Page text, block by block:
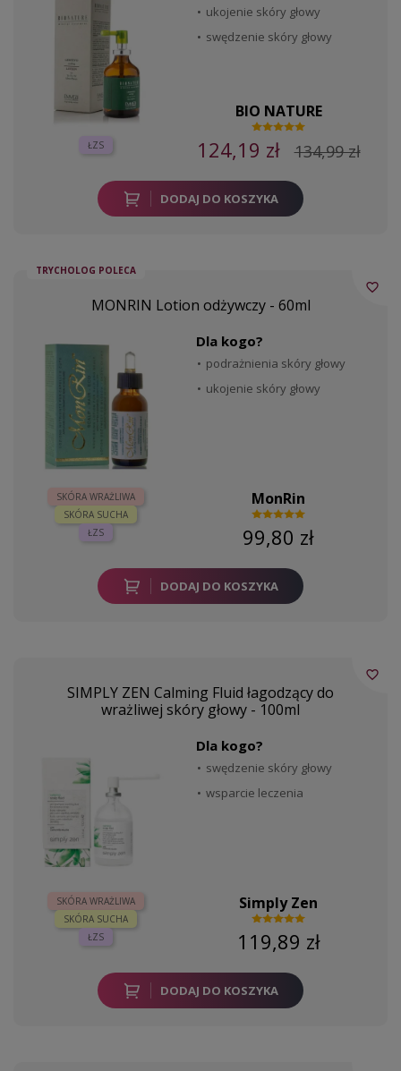
ŁZS
ukojenie skóry głowy
swędzenie skóry głowy
BIO NATURE
124,19 zł 134,99 zł
DODAJ DO KOSZYKA
TRYCHOLOG POLECA
MONRIN Lotion odżywczy - 60ml
SKÓRA WRAŻLIWA
SKÓRA SUCHA
ŁZS
Dla kogo?
podrażnienia skóry głowy
ukojenie skóry głowy
MonRin
99,80 zł
DODAJ DO KOSZYKA
favorite_border
SIMPLY ZEN Calming Fluid łagodzący do
wrażliwej skóry głowy - 100ml
SKÓRA WRAŻLIWA
SKÓRA SUCHA
ŁZS
Dla kogo?
swędzenie skóry głowy
wsparcie leczenia
Simply Zen
119,89 zł
DODAJ DO KOSZYKA
favorite_border